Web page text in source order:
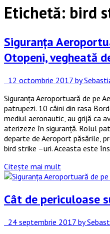
Etichetă: bird
Siguranța
Otopeni, vegheată
12 octombrie 2017 by
Siguranța Aeroportuară de pe
patrupezi. 10 câini din rasa
mediul aeronautic, au grijă ca
aterizeze în siguranță. Rolul
departe de Aeroport păsările,
bird strike –uri. Aceasta este
Citește mai mult
Cât de periculoase
24 septembrie 2017 by